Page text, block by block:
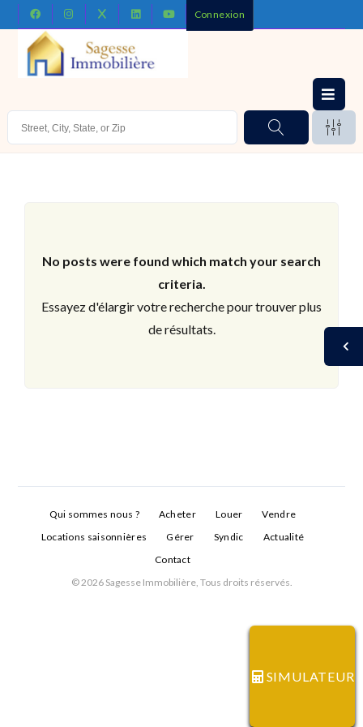
Connexion
No posts were found which match your search
criteria.
Essayez d'élargir votre recherche pour trouver plus
de résultats.
Qui sommes nous ? Acheter Louer
Vendre
Locations saisonnières
Gérer Syndic
Actualité
Contact
© 2026 Sagesse Immobilière, Tous droits réservés.
SIMULATEUR
Connexion